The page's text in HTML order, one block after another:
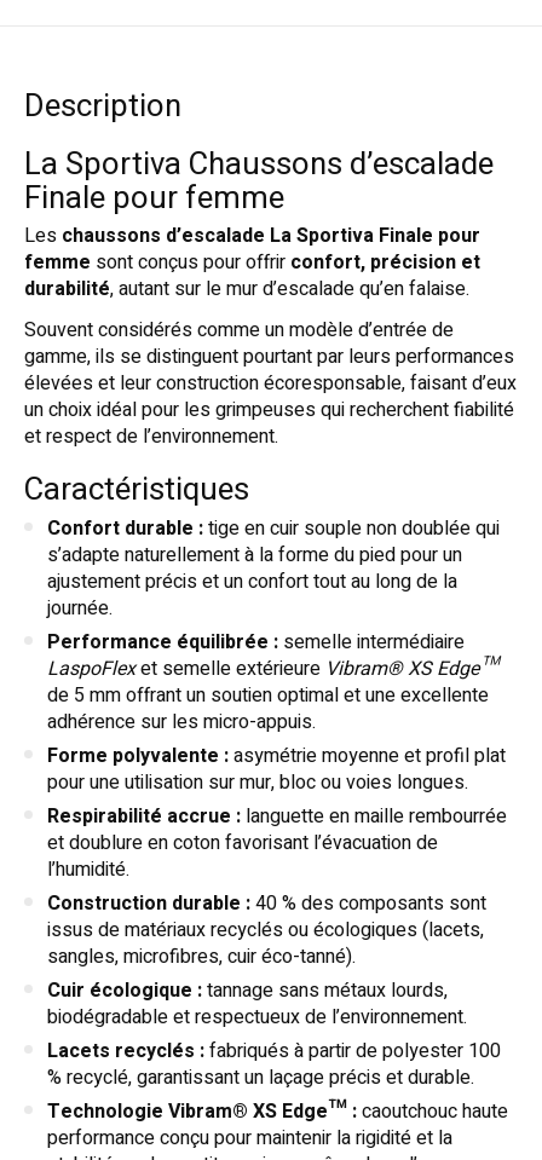
Description
La Sportiva Chaussons d’escalade
Finale pour femme
Les chaussons d’escalade La Sportiva Finale pour
femme sont conçus pour offrir confort, précision et
durabilité, autant sur le mur d’escalade qu’en falaise.
Souvent considérés comme un modèle d’entrée de
gamme, ils se distinguent pourtant par leurs performances
élevées et leur construction écoresponsable, faisant d’eux
un choix idéal pour les grimpeuses qui recherchent fiabilité
et respect de l’environnement.
Caractéristiques
Confort durable :tige en cuir souple non doublée qui
s’adapte naturellement à la forme du pied pour un
ajustement précis et un confort tout au long de la
journée.
Performance équilibrée : semelle intermédiaire
LaspoFlexet semelle extérieure Vibram® XS Edge™
de 5 mm offrant un soutien optimal et une excellente
adhérence sur les micro-appuis.
Forme polyvalente :asymétrie moyenne et profil plat
pour une utilisation sur mur, bloc ou voies longues.
Respirabilité accrue : languette en maille rembourrée
et doublure en coton favorisant l’évacuation de
l’humidité.
Construction durable :40 % des composants sont
issus de matériaux recyclés ou écologiques (lacets,
sangles, microfibres, cuir éco-tanné).
Cuir écologique :tannage sans métaux lourds,
biodégradable et respectueux de l’environnement.
Lacets recyclés :fabriqués à partir de polyester 100
% recyclé, garantissant un laçage précis et durable.
Technologie Vibram® XS Edge™ :caoutchouc haute
performance conçu pour maintenir la rigidité et la